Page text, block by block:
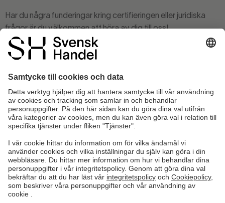
Har du några funderingar kring certifieringen eller juridiska
frågor är du välkommen att höra av dig till oss!
Som certifierad Trygg E-handlare har du 1 timmes gratis
rådgivning hos Svensk Handel Juridik. Behöver du stöd
utöver det får du hjälp till ett rabatterat pris.
Kontakt Trygg E-handel
ÖPPNA FORMULÄR